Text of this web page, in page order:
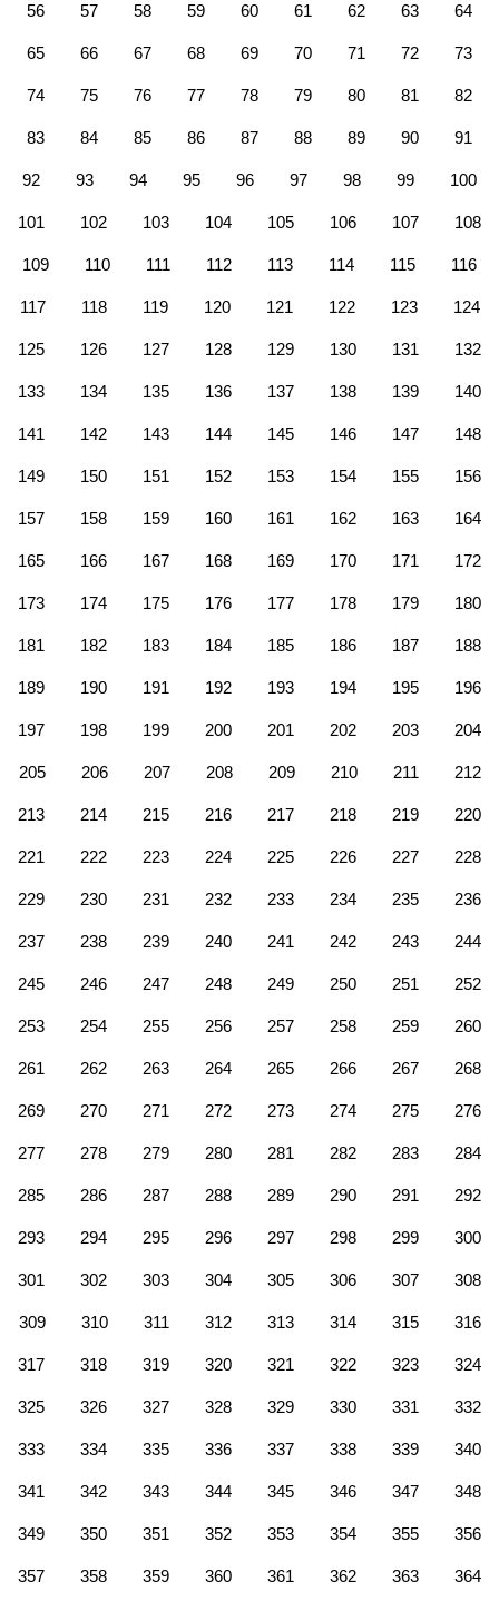
56 57 58 59 60 61 62 63 64
65 66 67 68 69 70 71 72 73
74 75 76 77 78 79 80 81 82
83 84 85 86 87 88 89 90 91
92 93 94 95 96 97 98 99 100
101 102 103 104 105 106 107 108
109 110 111 112 113 114 115 116
117 118 119 120 121 122 123 124
125 126 127 128 129 130 131 132
133 134 135 136 137 138 139 140
141 142 143 144 145 146 147 148
149 150 151 152 153 154 155 156
157 158 159 160 161 162 163 164
165 166 167 168 169 170 171 172
173 174 175 176 177 178 179 180
181 182 183 184 185 186 187 188
189 190 191 192 193 194 195 196
197 198 199 200 201 202 203 204
205 206 207 208 209 210 211 212
213 214 215 216 217 218 219 220
221 222 223 224 225 226 227 228
229 230 231 232 233 234 235 236
237 238 239 240 241 242 243 244
245 246 247 248 249 250 251 252
253 254 255 256 257 258 259 260
261 262 263 264 265 266 267 268
269 270 271 272 273 274 275 276
277 278 279 280 281 282 283 284
285 286 287 288 289 290 291 292
293 294 295 296 297 298 299 300
301 302 303 304 305 306 307 308
309 310 311 312 313 314 315 316
317 318 319 320 321 322 323 324
325 326 327 328 329 330 331 332
333 334 335 336 337 338 339 340
341 342 343 344 345 346 347 348
349 350 351 352 353 354 355 356
357 358 359 360 361 362 363 364